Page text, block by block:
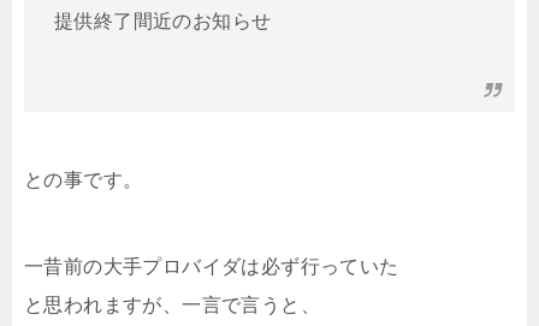
提供終了間近のお知らせ
との事です。
一昔前の大手プロバイダは必ず行っていた
と思われますが、一言で言うと、